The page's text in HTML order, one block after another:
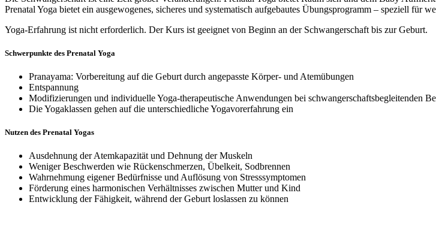
Prenatal Yoga bietet ein ausgewogenes, sicheres und systematisch aufgebautes Übungsprogramm – speziell für
Yoga-Erfahrung ist nicht erforderlich. Der Kurs ist geeignet von Beginn an der Schwangerschaft bis zur Geburt.
Schwerpunkte des Prenatal Yoga
Pranayama: Vorbereitung auf die Geburt durch angepasste Körper- und Atemübungen
Entspannung
Modifizierungen und individuelle Yoga-therapeutische Anwendungen bei schwangerschaftsbegleitenden
Die Yogaklassen gehen auf die unterschiedliche Yogavorerfahrung ein
Nutzen des Prenatal Yogas
Ausdehnung der Atemkapazität und Dehnung der Muskeln
Weniger Beschwerden wie Rückenschmerzen, Übelkeit, Sodbrennen
Wahrnehmung eigener Bedürfnisse und Auflösung von Stresssymptomen
Förderung eines harmonischen Verhältnisses zwischen Mutter und Kind
Entwicklung der Fähigkeit, während der Geburt loslassen zu können